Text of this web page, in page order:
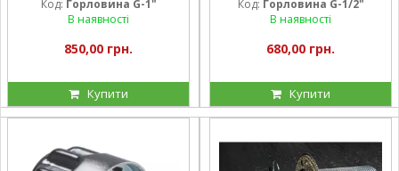
Код: Горловина G-1"
В наявності
850,00 грн.
Купити
Код: Горловина G-1/2"
В наявності
680,00 грн.
Купити